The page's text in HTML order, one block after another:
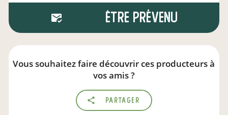
Être prévenu
Vous souhaitez faire découvrir ces producteurs à
vos amis ?
Partager